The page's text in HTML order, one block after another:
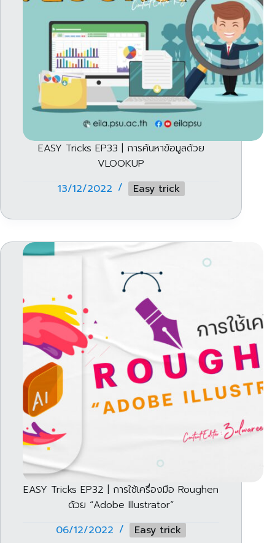
EASY Tricks EP33 | การค้นหาข้อมูลด้วย
VLOOKUP
13/12/2022
Easy trick
EASY Tricks EP32 | การใช้เครื่องมือ Roughen
ด้วย “Adobe Illustrator”
06/12/2022
Easy trick